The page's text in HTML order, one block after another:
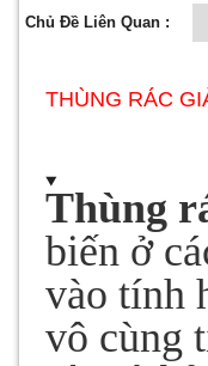
Chủ Đề Liên Quan :
THÙNG RÁC
Thùng
biến ở
vào tính
vô cùng